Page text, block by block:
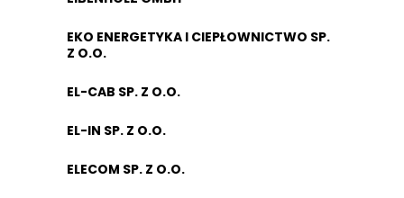
EKO ENERGETYKA I CIEPŁOWNICTWO SP.
Z O.O.
EL-CAB SP. Z O.O.
EL-IN SP. Z O.O.
ELECOM SP. Z O.O.